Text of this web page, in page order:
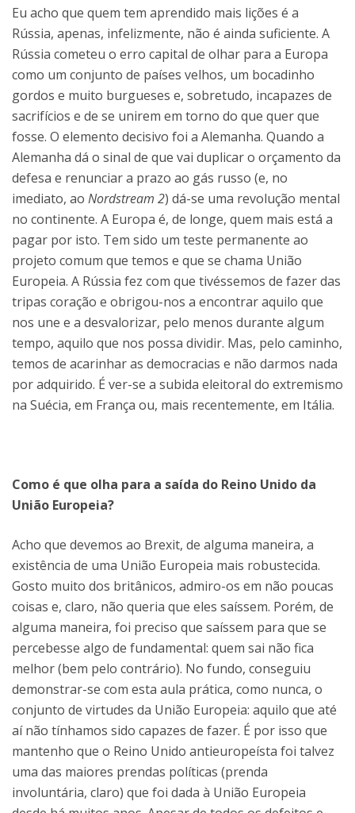
Eu acho que quem tem aprendido mais lições é a
Rússia, apenas, infelizmente, não é ainda suficiente. A
Rússia cometeu o erro capital de olhar para a Europa
como um conjunto de países velhos, um bocadinho
gordos e muito burgueses e, sobretudo, incapazes de
sacrifícios e de se unirem em torno do que quer que
fosse. O elemento decisivo foi a Alemanha. Quando a
Alemanha dá o sinal de que vai duplicar o orçamento da
defesa e renunciar a prazo ao gás russo (e, no
imediato, ao Nordstream 2) dá-se uma revolução mental
no continente. A Europa é, de longe, quem mais está a
pagar por isto. Tem sido um teste permanente ao
projeto comum que temos e que se chama União
Europeia. A Rússia fez com que tivéssemos de fazer das
tripas coração e obrigou-nos a encontrar aquilo que
nos une e a desvalorizar, pelo menos durante algum
tempo, aquilo que nos possa dividir. Mas, pelo caminho,
temos de acarinhar as democracias e não darmos nada
por adquirido. É ver-se a subida eleitoral do extremismo
na Suécia, em França ou, mais recentemente, em Itália.
Como é que olha para a saída do Reino Unido da
União Europeia?
Acho que devemos ao Brexit, de alguma maneira, a
existência de uma União Europeia mais robustecida.
Gosto muito dos britânicos, admiro-os em não poucas
coisas e, claro, não queria que eles saíssem. Porém, de
alguma maneira, foi preciso que saíssem para que se
percebesse algo de fundamental: quem sai não fica
melhor (bem pelo contrário). No fundo, conseguiu
demonstrar-se com esta aula prática, como nunca, o
conjunto de virtudes da União Europeia: aquilo que até
aí não tínhamos sido capazes de fazer. É por isso que
mantenho que o Reino Unido antieuropeísta foi talvez
uma das maiores prendas políticas (prenda
involuntária, claro) que foi dada à União Europeia